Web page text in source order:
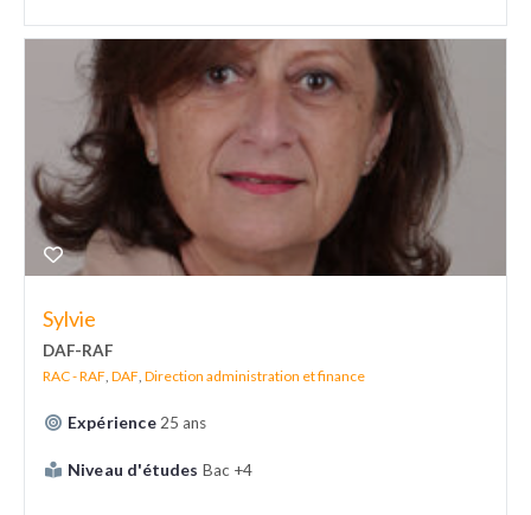
Sylvie
DAF-RAF
RAC - RAF, DAF, Direction administration et finance
Expérience 25 ans
Niveau d'études Bac +4